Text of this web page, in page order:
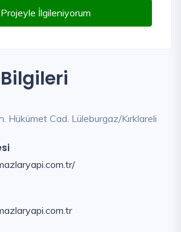
Projeyle İlgileniyorum
Hükümet Cad. Lüleburgaz/Kırklareli